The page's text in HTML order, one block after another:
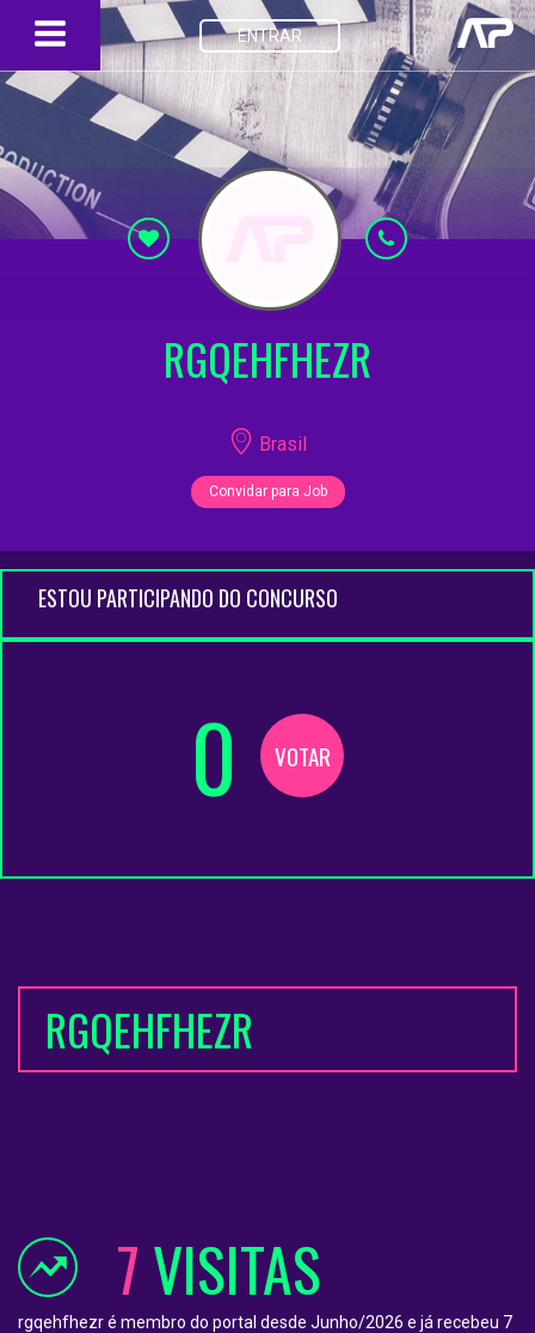
ENTRAR
RGQEHFHEZR
Brasil
Convidar para Job
ESTOU PARTICIPANDO DO CONCURSO
0 VOTAR
RGQEHFHEZR
7VISITAS
rgqehfhezr é membro do portal desde Junho/2026 e já recebeu 7